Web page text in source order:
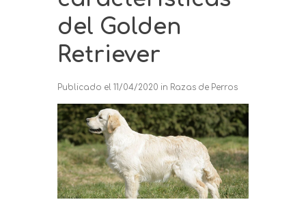
del Golden
Retriever
Publicado el 11/04/2020 in Razas de Perros